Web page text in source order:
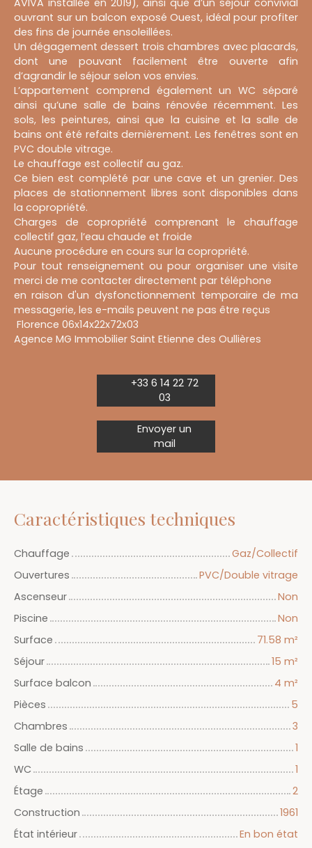
AVIVA installée en 2019), ainsi que d’un séjour convivial
ouvrant sur un balcon exposé Ouest, idéal pour profiter
des fins de journée ensoleillées.
Un dégagement dessert trois chambres avec placards,
dont une pouvant facilement être ouverte afin
d’agrandir le séjour selon vos envies.
L’appartement comprend également un WC séparé
ainsi qu’une salle de bains rénovée récemment. Les
sols, les peintures, ainsi que la cuisine et la salle de
bains ont été refaits dernièrement. Les fenêtres sont en
PVC double vitrage.
Le chauffage est collectif au gaz.
Ce bien est complété par une cave et un grenier. Des
places de stationnement libres sont disponibles dans
la copropriété.
Charges de copropriété comprenant le chauffage
collectif gaz, l’eau chaude et froide
Aucune procédure en cours sur la copropriété.
Pour tout renseignement ou pour organiser une visite
merci de me contacter directement par téléphone
en raison d'un dysfonctionnement temporaire de ma
messagerie, les e-mails peuvent ne pas être reçus
Florence 06x14x22x72x03
Agence MG Immobilier Saint Etienne des Oullières
+33 6 14 22 72
03
Envoyer un
mail
Caractéristiques techniques
Chauffage
Gaz/Collectif
Ouvertures
PVC/Double vitrage
Ascenseur
Non
Piscine
Non
Surface
71.58 m²
Séjour
15 m²
Surface balcon
4 m²
Pièces
5
Chambres
3
Salle de bains
1
WC
1
Étage
2
Construction
1961
État intérieur
En bon état